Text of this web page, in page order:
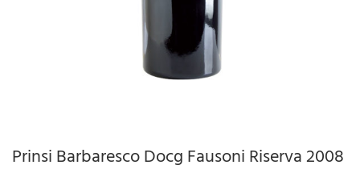
Prinsi Barbaresco Docg Fausoni Riserva 2008